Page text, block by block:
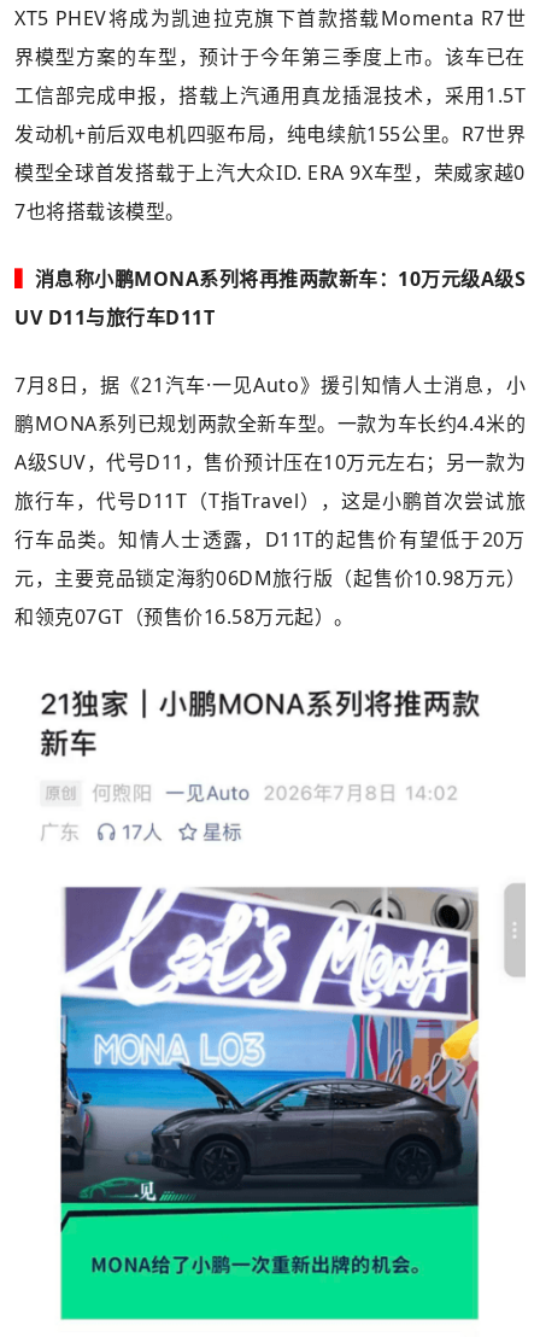
XT5 PHEV将成为凯迪拉克旗下首款搭载Momenta R7世
界模型方案的车型，预计于今年第三季度上市。该车已在
工信部完成申报，搭载上汽通用真龙插混技术，采用1.5T
发动机+前后双电机四驱布局，纯电续航155公里。R7世界
模型全球首发搭载于上汽大众ID. ERA 9X车型，荣威家越0
7也将搭载该模型。
▍ 消息称小鹏MONA系列将再推两款新车：10万元级A级S
UV D11与旅行车D11T
7月8日，据《21汽车·一见Auto》援引知情人士消息，小
鹏MONA系列已规划两款全新车型。一款为车长约4.4米的
A级SUV，代号D11，售价预计压在10万元左右；另一款为
旅行车，代号D11T（T指Travel），这是小鹏首次尝试旅
行车品类。知情人士透露，D11T的起售价有望低于20万
元，主要竞品锁定海豹06DM旅行版（起售价10.98万元）
和领克07GT（预售价16.58万元起）。